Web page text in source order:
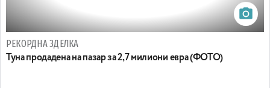
РЕКОРДНА ЗДЕЛКА
Туна продадена на пазар за 2,7 милиони евра (ФОТО)